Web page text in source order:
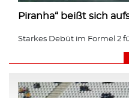
Piranha“ beißt sich
Starkes Debüt im Formel 2